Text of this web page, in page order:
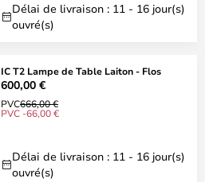
Délai de livraison : 11 - 16 jour(s)
ouvré(s)
IC T2 Lampe de Table Laiton - Flos
600,00 €
PVC666,00 €
PVC -66,00 €
Délai de livraison : 11 - 16 jour(s)
ouvré(s)